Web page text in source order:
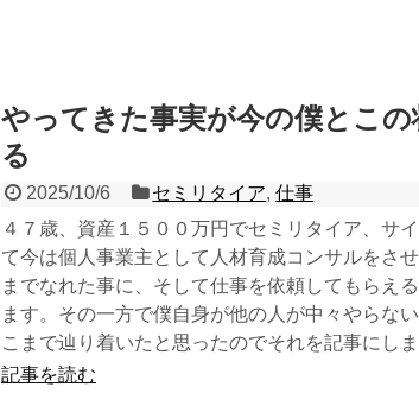
やってきた事実が今の僕とこ
る
2025/10/6 セミリタイア,仕事
４７歳、資産１５００万円でセミリタイア、サ
て今は個人事業主として人材育成コンサルをさ
までなれた事に、そして仕事を依頼してもらえ
ます。その一方で僕自身が他の人が中々やらな
こまで辿り着いたと思ったのでそれを記事にし
記事を読む